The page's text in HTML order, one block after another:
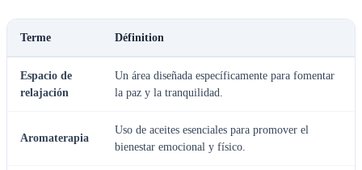
Terme Définition
Espacio de
relajación
Un área diseñada específicamente para fomentar
la paz y la tranquilidad.
Aromaterapia
Uso de aceites esenciales para promover el
bienestar emocional y físico.